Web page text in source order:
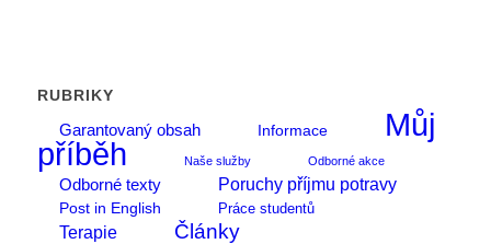
RUBRIKY
Garantovaný obsah
Informace
Můj
příběh
Naše služby Odborné akce
Odborné texty Poruchy příjmu potravy
Post in English Práce studentů
Terapie Články